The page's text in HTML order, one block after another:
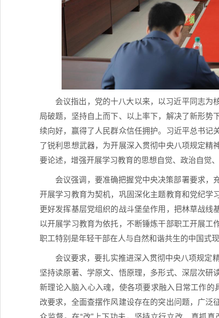
会议指出，党的十八大以来，以习近平同志为
局破题，坚持自上而下、以上率下，解决了新形
续向好，赢得了人民群众信任拥护。习近平总书记
了锐利思想武器，为开展深入贯彻中央八项规定
要论述，增强开展学习教育的思想自觉、政治自觉
会议强调，要准确把握党中央决策部署要求，
开展学习教育为契机，巩固深化主题教育和党纪学
更好发挥基层党组织的战斗堡垒作用，把林草战
以开展学习教育为依托，不断锤炼干部职工开展
职工特别是年轻干部在人与自然和谐共生的中国式
会议要求，要扎实推进深入贯彻中央八项规定
坚持读原著、学原文、悟原理，多形式、深层次
新理论入脑入心入魂，使各项要求融入日常工作的
改要求，全面查摆作风建设存在的突出问题，广